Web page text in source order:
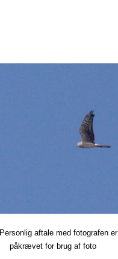
Personlig aftale med fotografen er
påkrævet for brug af foto